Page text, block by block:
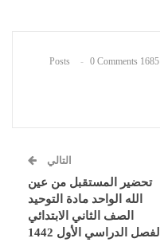
1685 Posts
0 Comments
التالي
تحضير المستقبل من عين
الله الواحد مادة التوحيد
الصف الثاني الابتدائي
الفصل الدراسي الأول 1442